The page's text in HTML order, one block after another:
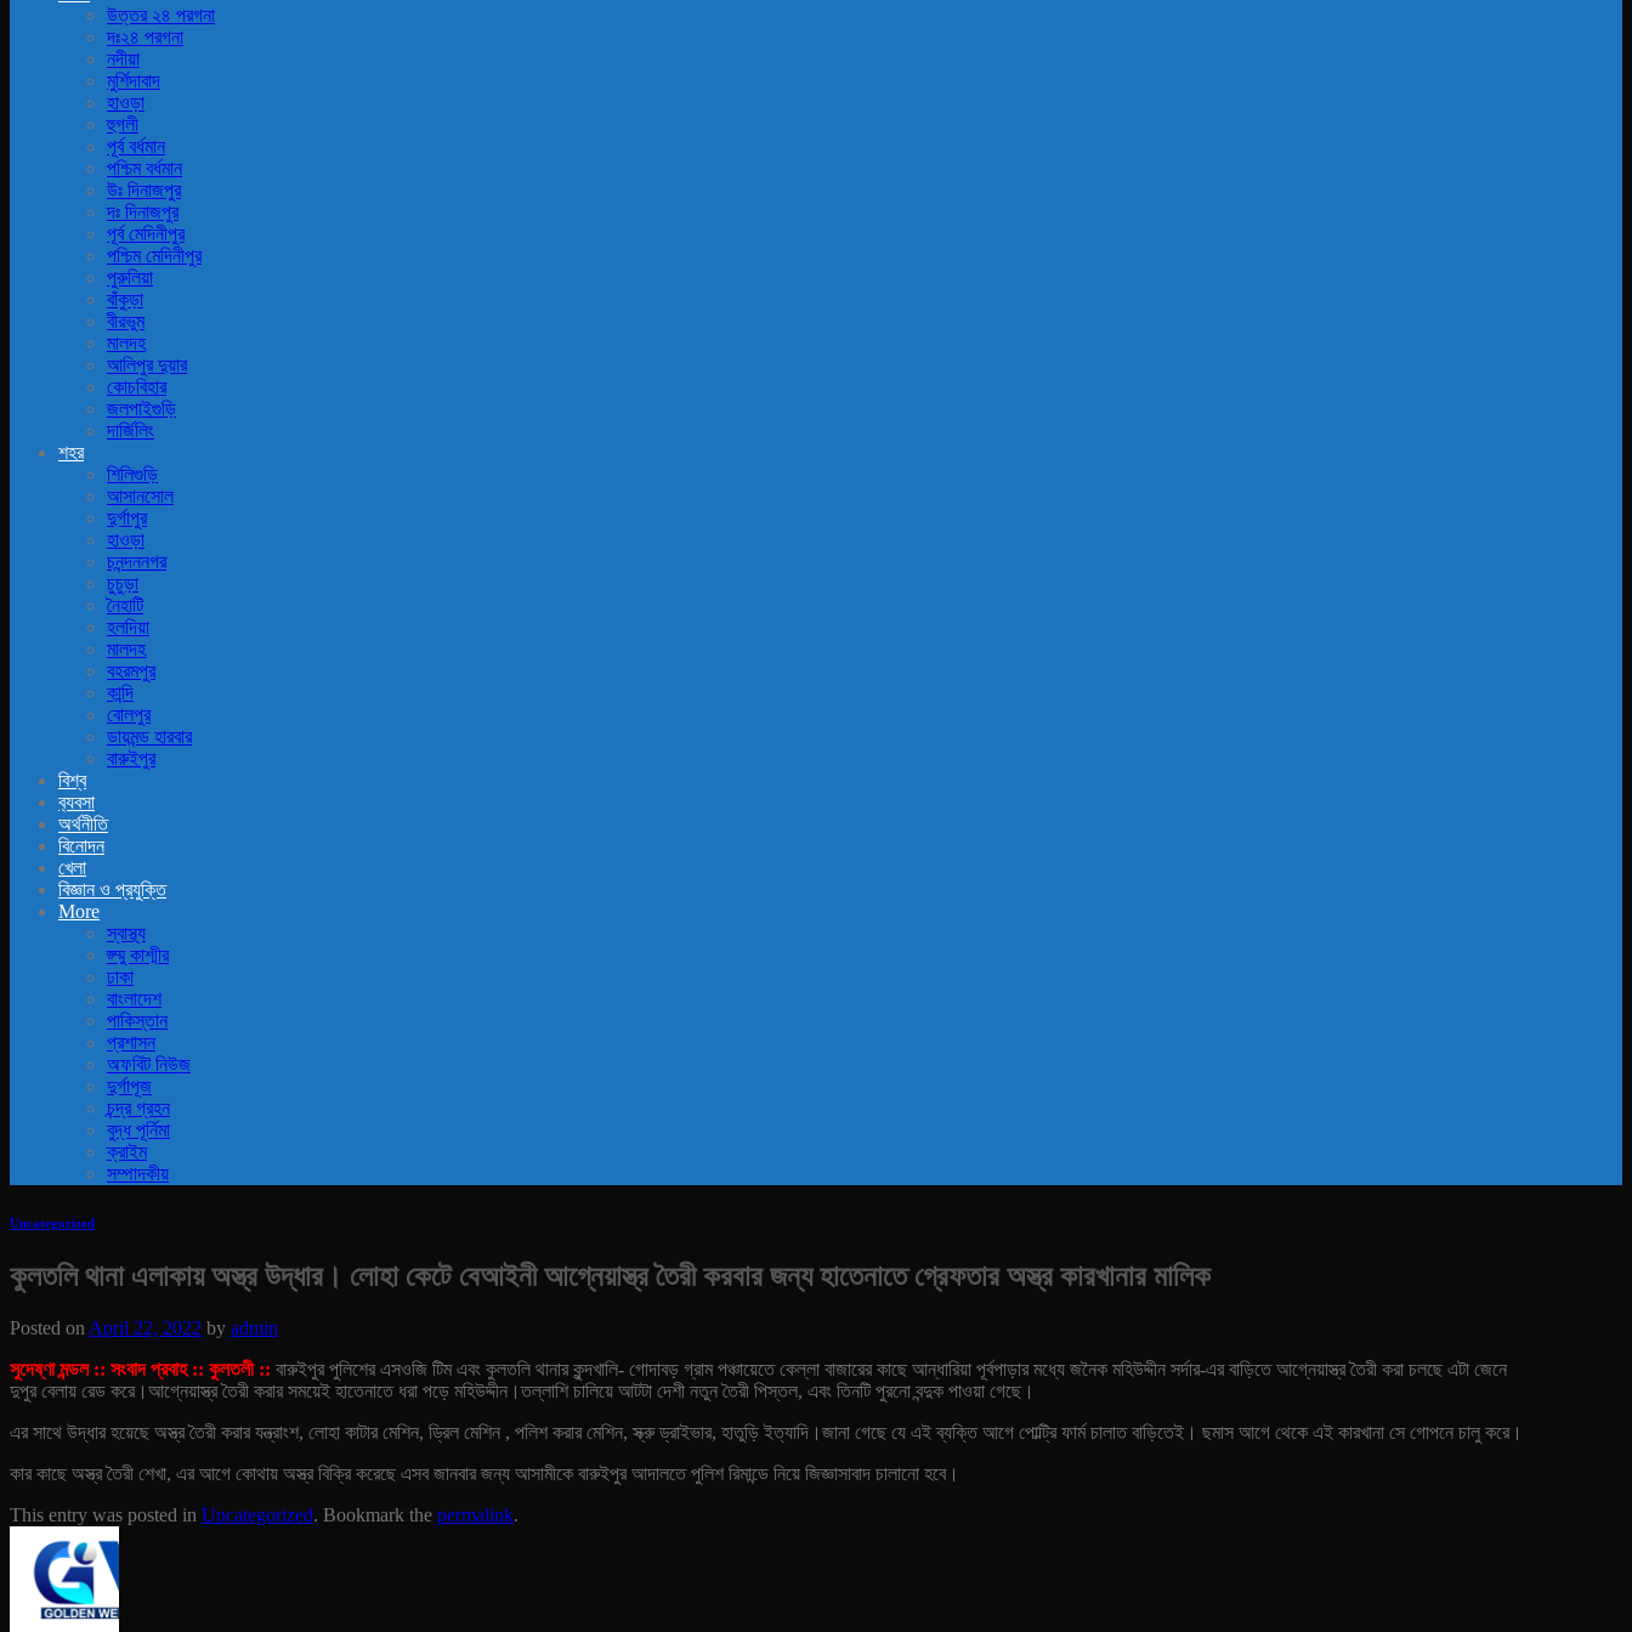
উত্তর ২৪ পরগনা
দঃ২৪ পরগনা
নদীয়া
মুর্শিদাবাদ
হাওড়া
হুগলী
পূর্ব বর্ধমান
পশ্চিম বর্ধমান
উঃ দিনাজপুর
দঃ দিনাজপুর
পূর্ব মেদিনীপুর
পশ্চিম মেদিনীপুর
পুরুলিয়া
বাঁকুড়া
বীরভুম
মালদহ
আলিপুর দুয়ার
কোচবিহার
জলপাইগুড়ি
দার্জিলিং
শহর
শিলিগুড়ি
আসানসোল
দুর্গাপুর
হাওড়া
চনন্দননগর
চুচুড়া
নৈহাটি
হলদিয়া
মালদহ
বহরমপুর
কান্দি
বোলপুর
ডায়মন্ড হারবার
বারুইপুর
বিশ্ব
ব‍্যবসা
অর্থনীতি
বিনোদন
খেলা
বিজ্ঞান ও প্রযুক্তি
More
স্বাস্থ্য
জ্ম্মু কাশ্মীর
ঢাকা
বাংলাদেশ
পাকিস্তান
প্রশাসন
অফবিট নিউজ
দুর্গাপূজ
চন্দ্র গ্রহন
বুদ্ধ পূর্নিমা
ক্রাইম
সম্পাদকীয়
Uncategorized
কুলতলি থানা এলাকায় অস্ত্র উদ্ধার। লোহা কেটে বেআইনী আগ্নেয়াস্ত্র তৈরী করবার জন্য হাতেনাতে গ্রেফতার অস্ত্র কারখানার মালিক
Posted on April 22, 2022 by admin
সুদেষ্ণা মন্ডল :: সংবাদ প্রবাহ :: কুলতলী :: বারুইপুর পুলিশের এসওজি টিম এবং কুলতলি থানার কুন্দখালি- গোদাবড় গ্রাম পঞ্চায়েতে কেল্লা বাজারের কাছে আন্ধারিয়া পূর্বপাড়ার মধ্যে জনৈক মহিউদ্দীন সর্দার-এর বাড়িতে আগ্নেয়াস্ত্র তৈরী করা চলছে এটা জেনে
দুপুর বেলায় রেড করে। আগ্নেয়াস্ত্র তৈরী করার সময়েই হাতেনাতে ধরা পড়ে মহিউদ্দীন।তল্লাশি চালিয়ে আটটা দেশী নতুন তৈরী পিস্তল, এবং তিনটি পুরনো বন্দুক পাওয়া গেছে।
এর সাথে উদ্ধার হয়েছে অস্ত্র তৈরী করার যন্ত্রাংশ, লোহা কাটার মেশিন, ড্রিল মেশিন , পলিশ করার মেশিন, স্ক্রু ড্রাইভার, হাতুড়ি ইত্যাদি।জানা গেছে যে এই ব্যক্তি আগে পোল্ট্রি ফার্ম চালাত বাড়িতেই। ছমাস আগে থেকে এই কারখানা সে গোপনে চালু করে।
কার কাছে অস্ত্র তৈরী শেখা, এর আগে কোথায় অস্ত্র বিক্রি করেছে এসব জানবার জন্য আসামীকে বারুইপুর আদালতে পুলিশ রিমান্ডে নিয়ে জিজ্ঞাসাবাদ চালানো হবে।
This entry was posted in Uncategorized. Bookmark the permalink.